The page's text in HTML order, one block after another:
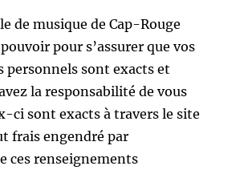
de musique de Cap-Rouge
pour s’assurer que vos
personnels sont exacts et
la responsabilité de vous
ci sont exacts à travers le site
frais engendré par
ces renseignements